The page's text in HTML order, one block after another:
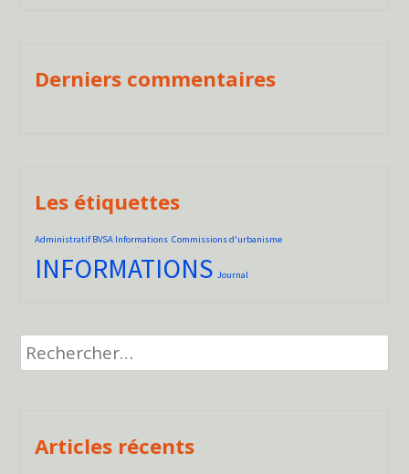
Derniers commentaires
Les étiquettes
Administratif BVSA Informations Commissions d'urbanisme
INFORMATIONS Journal
Rechercher :
Articles récents